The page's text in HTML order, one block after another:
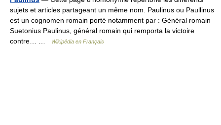
sujets et articles partageant un même nom. Paulinus ou Paullinus
est un cognomen romain porté notamment par : Général romain
Suetonius Paulinus, général romain qui remporta la victoire
contre… …
Wikipédia en Français